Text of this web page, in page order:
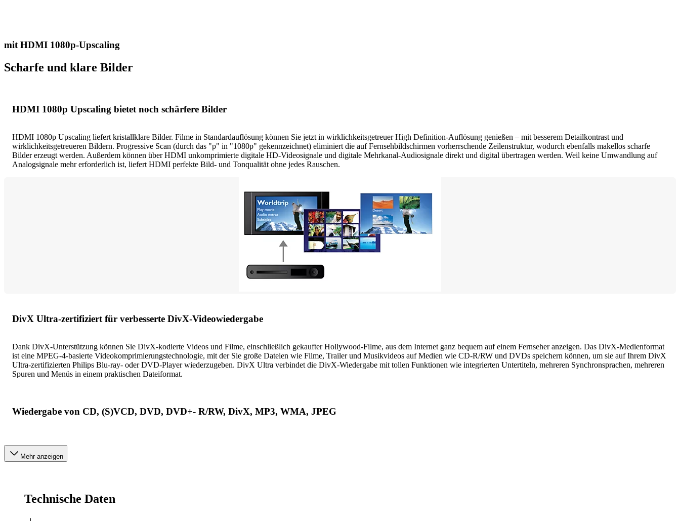
mit HDMI 1080p-Upscaling
Scharfe und klare Bilder
HDMI 1080p Upscaling bietet noch schärfere Bilder
HDMI 1080p Upscaling liefert kristallklare Bilder. Filme in Standardauflösung können Sie jetzt in wirklichkeitsgetreuer High Definition-Auflösung genießen – mit besserem Detailkontrast und
wirklichkeitsgetreueren Bildern. Progressive Scan (durch das "p" in "1080p" gekennzeichnet) eliminiert die auf Fernsehbildschirmen vorherrschende Zeilenstruktur, wodurch ebenfalls makellos scharfe
Bilder erzeugt werden. Außerdem können über HDMI unkomprimierte digitale HD-Videosignale und digitale Mehrkanal-Audiosignale direkt und digital übertragen werden. Weil keine Umwandlung auf
Analogsignale mehr erforderlich ist, liefert HDMI perfekte Bild- und Tonqualität ohne jedes Rauschen.
DivX Ultra-zertifiziert für verbesserte DivX-Videowiedergabe
Dank DivX-Unterstützung können Sie DivX-kodierte Videos und Filme, einschließlich gekaufter Hollywood-Filme, aus dem Internet ganz bequem auf einem Fernseher anzeigen. Das DivX-Medienformat
ist eine MPEG-4-basierte Videokomprimierungstechnologie, mit der Sie große Dateien wie Filme, Trailer und Musikvideos auf Medien wie CD-R/RW und DVDs speichern können, um sie auf Ihrem DivX
Ultra-zertifizierten Philips Blu-ray- oder DVD-Player wiederzugeben. DivX Ultra verbindet die DivX-Wiedergabe mit tollen Funktionen wie integrierten Untertiteln, mehreren Synchronsprachen, mehreren
Spuren und Menüs in einem praktischen Dateiformat.
Wiedergabe von CD, (S)VCD, DVD, DVD+- R/RW, DivX, MP3, WMA, JPEG
Mehr anzeigen
Technische Daten